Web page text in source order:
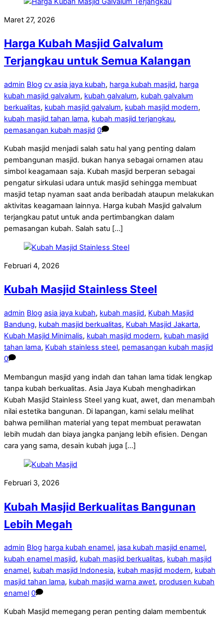
Maret 27, 2026
Harga Kubah Masjid Galvalum
Terjangkau untuk Semua Kalangan
admin Blog cv asia jaya kubah, harga kubah masjid, harga
kubah masjid galvalum, kubah galvalum, kubah galvalum
berkualitas, kubah masjid galvalum, kubah masjid modern,
kubah masjid tahan lama, kubah masjid terjangkau,
pemasangan kubah masjid 0
Kubah masjid menjadi salah satu hal yang penting dalam
pembangunan masjid. bukan hanya sebagai ornamen atau
simbol keagamaan saja. Kubah masjid berperan sebagai
pengatur sirkulasi udara untuk masjid sehingga membuat
masjid tetap nyaman saat anda beribadah ataupun melakukan
aktivitas keagamaan lainnya. Harga kubah Masjid galvalum
terjangkau patut untuk anda pertimbangkan dalam
pemasangan kubah. Salah satu […]
Februari 4, 2026
Kubah Masjid Stainless Steel
admin Blog asia jaya kubah, kubah masjid, Kubah Masjid
Bandung, kubah masjid berkualitas, Kubah Masjid Jakarta,
Kubah Masjid Minimalis, kubah masjid modern, kubah masjid
tahan lama, Kubah stainless steel, pemasangan kubah masjid
0
Membangun masjid yang indah dan tahan lama tidak lengkap
tanpa kubah berkualitas. Asia Jaya Kubah menghadirkan
Kubah Masjid Stainless Steel yang kuat, awet, dan menambah
nilai estetika bangunan. Di lapangan, kami selalu melihat
bahwa pemilihan material yang tepat membuat perawatan
lebih mudah dan biaya jangka panjang lebih efisien. Dengan
cara yang sama, desain kubah juga […]
Februari 3, 2026
Kubah Masjid Berkualitas Bangunan
Lebih Megah
admin Blog harga kubah enamel, jasa kubah masjid enamel,
kubah enamel masjid, kubah masjid berkualitas, kubah masjid
enamel, kubah masjid Indonesia, kubah masjid modern, kubah
masjid tahan lama, kubah masjid warna awet, produsen kubah
enamel 0
Kubah Masjid memegang peran penting dalam membentuk